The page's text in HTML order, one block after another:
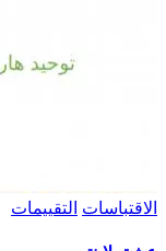
الاقتباسات التقييمات